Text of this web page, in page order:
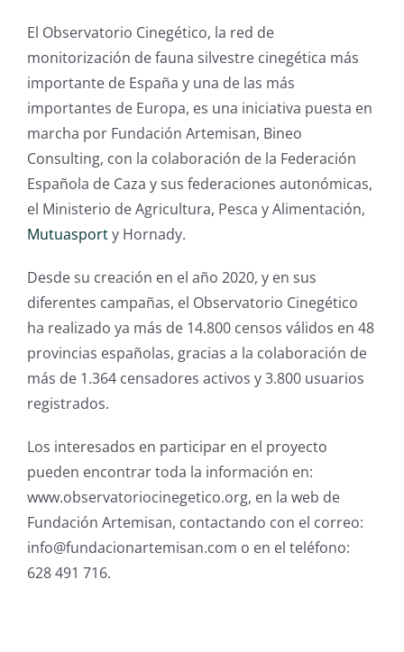
El Observatorio Cinegético, la red de
monitorización de fauna silvestre cinegética más
importante de España y una de las más
importantes de Europa, es una iniciativa puesta en
marcha por Fundación Artemisan, Bineo
Consulting, con la colaboración de la Federación
Española de Caza y sus federaciones autonómicas,
el Ministerio de Agricultura, Pesca y Alimentación,
Mutuasporty Hornady.
Desde su creación en el año 2020, y en sus
diferentes campañas, el Observatorio Cinegético
ha realizado ya más de 14.800 censos válidos en 48
provincias españolas, gracias a la colaboración de
más de 1.364 censadores activos y 3.800 usuarios
registrados.
Los interesados en participar en el proyecto
pueden encontrar toda la información en:
www.observatoriocinegetico.org, en la web de
Fundación Artemisan, contactando con el correo:
info@fundacionartemisan.com o en el teléfono:
628 491 716.